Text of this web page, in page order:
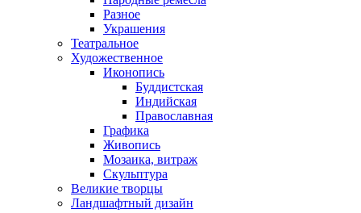
Разное
Украшения
Театральное
Художественное
Иконопись
Буддистская
Индийская
Православная
Графика
Живопись
Мозаика, витраж
Скульптура
Великие творцы
Ландшафтный дизайн